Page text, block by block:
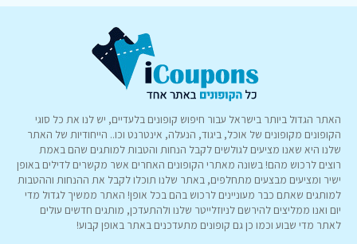
האתר הגדול ביותר בישראל עבור חיפוש קופונים בלעדיים, יש לנו את כל סוגי
הקופונים מקופונים של אוכל, ביגוד, הנעלה, אינטרנט וכו.. הייחודיות של האתר
שלנו היא שאנו מציעים לגולשים לקבל הנחות והטבות למותגים שהם באמת
רוצים לרכוש מהם! בשונה מאתרי הקופונים האחרים אשר מקשרים לדילים באופן
ישיר ומציעים מבצעים מתחלפים, באתר שלנו תוכלו לקבל את ההנחות וההטבות
למותגים שאתם כבר מעוניינים לרכוש בהם בכל אופן! האתר ממשיך לגדול מדי
יום ואנו ממליצים להירשם לניוזלייטר שלנו ולהתעדכן, מותגים חדשים עולים
לאתר מדי שבוע וכמו כן גם קופונים מתעדכנים באתר באופן קבוע!